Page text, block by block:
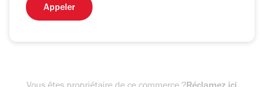
Appeler